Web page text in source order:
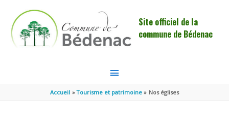
Site officiel de la
commune de Bédenac
MENU
PRINCIPAL
Accueil Tourisme et patrimoine Nos églises